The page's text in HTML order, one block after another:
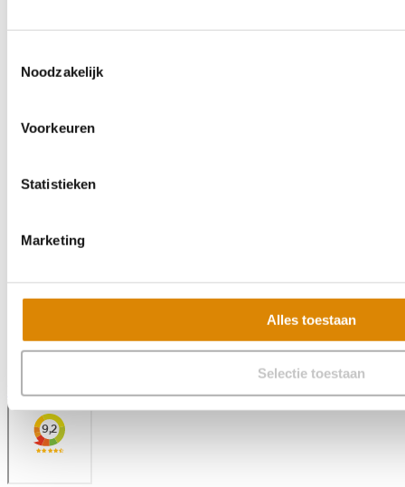
Noodzakelijk
Voorkeuren
Statistieken
Marketing
Alles toestaan
Selectie toestaan
Veelgestelde vragen